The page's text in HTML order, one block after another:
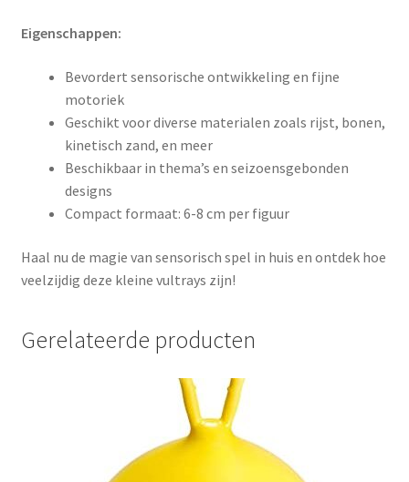
Eigenschappen:
Bevordert sensorische ontwikkeling en fijne
motoriek
Geschikt voor diverse materialen zoals rijst, bonen,
kinetisch zand, en meer
Beschikbaar in thema’s en seizoensgebonden
designs
Compact formaat: 6-8 cm per figuur
Haal nu de magie van sensorisch spel in huis en ontdek hoe
veelzijdig deze kleine vultrays zijn!
Gerelateerde producten